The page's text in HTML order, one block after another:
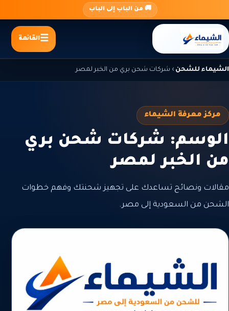
المحتوى
🚚 من الباب إلى الباب
القائمة
الشيماء للشحن › شركات شحن بري من الخبر لمصر
مركز معرفة الشيماء
الوسم: شركات شحن بري
من الخبر لمصر
مقالات ونصائح تساعدك على تجهيز شحنتك وفهم خطوات
الشحن من السعودية إلى مصر.